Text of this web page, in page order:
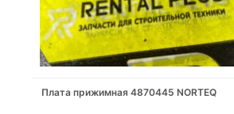
Плата прижимная 4870445 NORTEQ